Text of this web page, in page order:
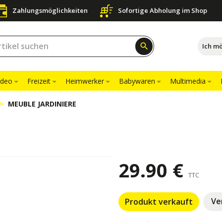
Zahlungsmöglichkeiten Sofortige Abholung im Shop
search Ich
Freizeit Heimwerker Babywaren Multimedia
MEUBLE JARDINIERE
29.90 € TTC
Produkt verkauft